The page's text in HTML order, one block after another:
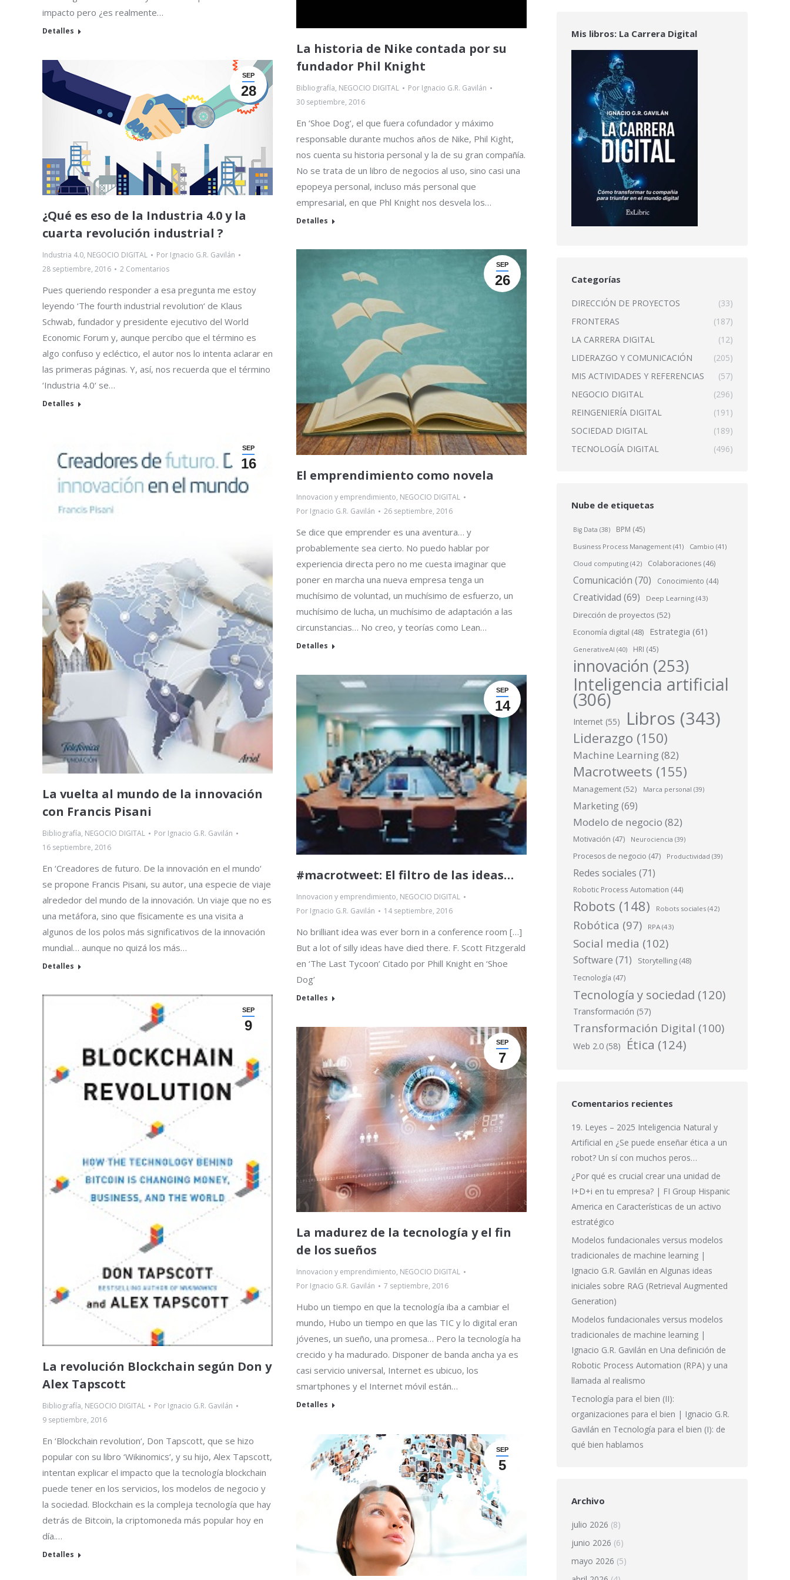
impacto pero ¿es realmente…
Detalles
La historia de Nike contada por su
fundador Phil Knight
Bibliografía, NEGOCIO DIGITAL Por Ignacio G.R. Gavilán
30 septiembre, 2016
En ‘Shoe Dog‘, el que fuera cofundador y máximo
responsable durante muchos años de Nike, Phil Kight,
nos cuenta su historia personal y la de su gran compañía.
No se trata de un libro de negocios al uso, sino casi una
epopeya personal, incluso más personal que
empresarial, en que Phl Knight nos desvela los…
Detalles
SEP
28
¿Qué es eso de la Industria 4.0 y la
cuarta revolución industrial ?
Industria 4.0, NEGOCIO DIGITAL Por Ignacio G.R. Gavilán
28 septiembre, 2016
2 Comentarios
Pues queriendo responder a esa pregunta me estoy
leyendo ‘The fourth industrial revolution‘ de Klaus
Schwab, fundador y presidente ejecutivo del World
Economic Forum y, aunque percibo que el término es
algo confuso y ecléctico, el autor nos lo intenta aclarar en
las primeras páginas. Y, así, nos recuerda que el término
‘Industria 4.0‘ se…
Detalles
SEP
26
El emprendimiento como novela
Innovacion y emprendimiento, NEGOCIO DIGITAL
Por Ignacio G.R. Gavilán 26 septiembre, 2016
Se dice que emprender es una aventura… y
probablemente sea cierto. No puedo hablar por
experiencia directa pero no me cuesta imaginar que
poner en marcha una nueva empresa tenga un
muchísimo de voluntad, un muchísimo de esfuerzo, un
muchísimo de lucha, un muchísimo de adaptación a las
circunstancias… No creo, y teorías como Lean…
Detalles
SEP
16
La vuelta al mundo de la innovación
con Francis Pisani
Bibliografía, NEGOCIO DIGITAL Por Ignacio G.R. Gavilán
16 septiembre, 2016
En ‘Creadores de futuro. De la innovación en el mundo‘
se propone Francis Pisani, su autor, una especie de viaje
alrededor del mundo de la innovación. Un viaje que no es
una metáfora, sino que físicamente es una visita a
algunos de los polos más significativos de la innovación
mundial… aunque no quizá los más…
Detalles
SEP
14
#macrotweet: El filtro de las ideas…
Innovacion y emprendimiento, NEGOCIO DIGITAL
Por Ignacio G.R. Gavilán 14 septiembre, 2016
No brilliant idea was ever born in a conference room […]
But a lot of silly ideas have died there. F. Scott Fitzgerald
en ‘The Last Tycoon’ Citado por Phill Knight en ‘Shoe
Dog’
Detalles
SEP
9
La revolución Blockchain según Don y
Alex Tapscott
Bibliografía, NEGOCIO DIGITAL Por Ignacio G.R. Gavilán
9 septiembre, 2016
En ‘Blockchain revolution‘, Don Tapscott, que se hizo
popular con su libro ‘Wikinomics‘, y su hijo, Alex Tapscott,
intentan explicar el impacto que la tecnología blockchain
puede tener en los servicios, los modelos de negocio y
la sociedad. Blockchain es la compleja tecnología que hay
detrás de Bitcoin, la criptomoneda más popular hoy en
día.…
Detalles
SEP
7
La madurez de la tecnología y el fin
de los sueños
Innovacion y emprendimiento, NEGOCIO DIGITAL
Por Ignacio G.R. Gavilán 7 septiembre, 2016
Hubo un tiempo en que la tecnología iba a cambiar el
mundo, Hubo un tiempo en que las TIC y lo digital eran
jóvenes, un sueño, una promesa… Pero la tecnología ha
crecido y ha madurado. Disponer de banda ancha ya es
casi servicio universal, Internet es ubicuo, los
smartphones y el Internet móvil están…
Detalles
SEP
5
Mis libros: La Carrera Digital
Categorías
DIRECCIÓN DE PROYECTOS
(33)
FRONTERAS
(187)
LA CARRERA DIGITAL
(12)
LIDERAZGO Y COMUNICACIÓN
(205)
MIS ACTIVIDADES Y REFERENCIAS
(57)
NEGOCIO DIGITAL
(296)
REINGENIERÍA DIGITAL
(191)
SOCIEDAD DIGITAL
(189)
TECNOLOGÍA DIGITAL
(496)
Nube de etiquetas
Big Data (38) BPM (45)
Business Process Management (41) Cambio (41)
Cloud computing (42) Colaboraciones (46)
Comunicación (70) Conocimiento (44)
Creatividad (69) Deep Learning (43)
Dirección de proyectos (52)
Economía digital (48) Estrategia (61)
GenerativeAI (40) HRI (45)
innovación (253)
Inteligencia artificial
(306)
Internet (55) Libros (343)
Liderazgo (150)
Machine Learning(82)
Macrotweets (155)
Management (52) Marca personal (39)
Marketing (69)
Modelo de negocio (82)
Motivación (47) Neurociencia (39)
Procesos de negocio (47) Productividad (39)
Redes sociales (71)
Robotic Process Automation (44)
Robots (148) Robots sociales (42)
Robótica (97) RPA (43)
Social media (102)
Software (71) Storytelling (48)
Tecnología (47)
Tecnología y sociedad (120)
Transformación (57)
Transformación Digital (100)
Web 2.0 (58) Ética (124)
Comentarios recientes
19. Leyes – 2025 Inteligencia Natural y
Artificial en ¿Se puede enseñar ética a un
robot? Un sí con muchos peros…
¿Por qué es crucial crear una unidad de
I+D+i en tu empresa? | FI Group Hispanic
America en Características de un activo
estratégico
Modelos fundacionales versus modelos
tradicionales de machine learning |
Ignacio G.R. Gavilán en Algunas ideas
iniciales sobre RAG (Retrieval Augmented
Generation)
Modelos fundacionales versus modelos
tradicionales de machine learning |
Ignacio G.R. Gavilán en Una definición de
Robotic Process Automation (RPA) y una
llamada al realismo
Tecnología para el bien (II):
organizaciones para el bien | Ignacio G.R.
Gavilán en Tecnología para el bien (I): de
qué bien hablamos
Archivo
julio 2026 (8)
junio 2026 (6)
mayo 2026 (5)